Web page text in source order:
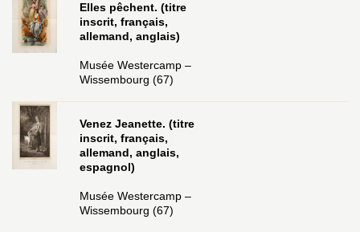
Elles pêchent. (titre
inscrit, français,
allemand, anglais)
Musée Westercamp –
Wissembourg (67)
Venez Jeanette. (titre
inscrit, français,
allemand, anglais,
espagnol)
Musée Westercamp –
Wissembourg (67)